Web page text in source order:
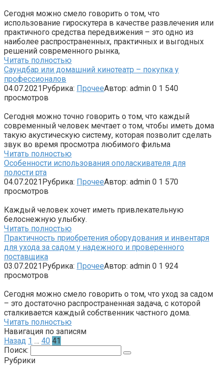
Сегодня можно смело говорить о том, что
использование гироскутера в качестве развлечения или
практичного средства передвижения – это одно из
наиболее распространенных, практичных и выгодных
решений современного рынка,
Читать полностью
Саундбар или домашний кинотеатр – покупка у
профессионалов
04.07.2021Рубрика: ПрочееАвтор: admin 0 1 540
просмотров
Сегодня можно точно говорить о том, что каждый
современный человек мечтает о том, чтобы иметь дома
такую акустическую систему, которая позволит сделать
звук во время просмотра любимого фильма
Читать полностью
Особенности использования ополаскивателя для
полости рта
04.07.2021Рубрика: ПрочееАвтор: admin 0 1 570
просмотров
Каждый человек хочет иметь привлекательную
белоснежную улыбку.
Читать полностью
Практичность приобретения оборудования и инвентаря
для ухода за садом у надежного и проверенного
поставщика
03.07.2021Рубрика: ПрочееАвтор: admin 0 1 924
просмотров
Сегодня можно смело говорить о том, что уход за садом
– это достаточно распространенная задача, с которой
сталкивается каждый собственник частного дома.
Читать полностью
Навигация по записям
Назад 1 … 40 41
Поиск:
Рубрики